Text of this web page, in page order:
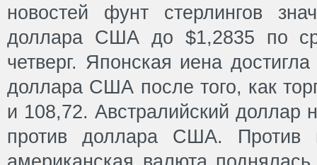
новостей фунт стерлингов
доллара США до $1,2835 по
четверг. Японская иена
доллара США после того, как
и 108,72. Австралийский доллар
против доллара США. Против